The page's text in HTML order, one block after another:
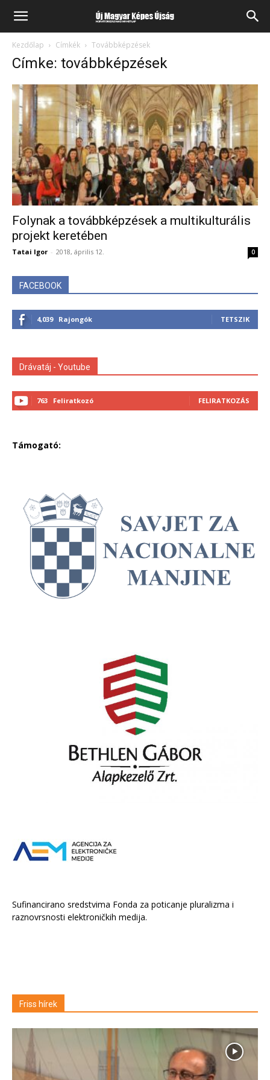
Kezdőlap Címkék Továbbképzések
Címke: továbbképzések
Folynak a továbbképzések a multikulturális
projekt keretében
Tatai Igor - 2018, április 12. 0
FACEBOOK
4,039 Rajongók TETSZIK
Drávatáj - Youtube
763 Feliratkozó FELIRATKOZÁS
Támogató:
Sufinancirano sredstvima Fonda za poticanje pluralizma i
raznovrsnosti elektroničkih medija.
Friss hírek